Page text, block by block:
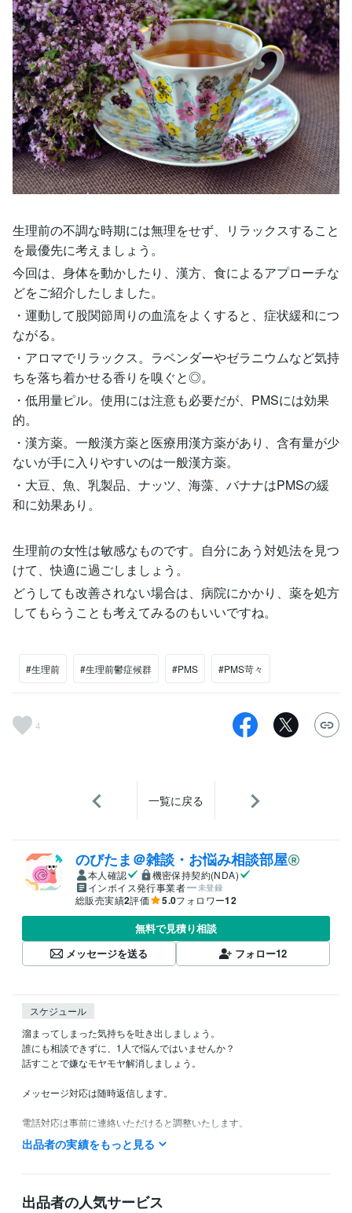
生理前の不調な時期には無理をせず、リラックスすること
を最優先に考えましょう。
今回は、身体を動かしたり、漢方、食によるアプローチな
どをご紹介したしました。
・運動して股関節周りの血流をよくすると、症状緩和につ
ながる。
・アロマでリラックス。ラベンダーやゼラニウムなど気持
ちを落ち着かせる香りを嗅ぐと◎。
・低用量ピル。使用には注意も必要だが、PMSには効果
的。
・漢方薬。一般漢方薬と医療用漢方薬があり、含有量が少
ないが手に入りやすいのは一般漢方薬。
・大豆、魚、乳製品、ナッツ、海藻、バナナはPMSの緩
和に効果あり。
生理前の女性は敏感なものです。自分にあう対処法を見つ
けて、快適に過ごしましょう。
どうしても改善されない場合は、病院にかかり、薬を処方
してもらうことも考えてみるのもいいですね。
#生理前 #生理前鬱症候群 #PMS #PMS苛々
4
一覧に戻る
のびたま＠雑談・お悩み相談部屋
本人確認
機密保持契約(NDA)
インボイス発行事業者
未登録
総販売実績2評価 5.0フォロワー12
無料で見積り相談
メッセージを送る
フォロー12
スケジュール
溜まってしまった気持ちを吐き出しましょう。
誰にも相談できずに、1人で悩んではいませんか？
話すことで嫌なモヤモヤ解消しましょう。
メッセージ対応は随時返信します。
電話対応は事前に連絡いただけると調整いたします。
■基本スケジュール
悩み相談・カウンセリング 話し相手
出品者の実績をもっと見る
出品者の人気サービス